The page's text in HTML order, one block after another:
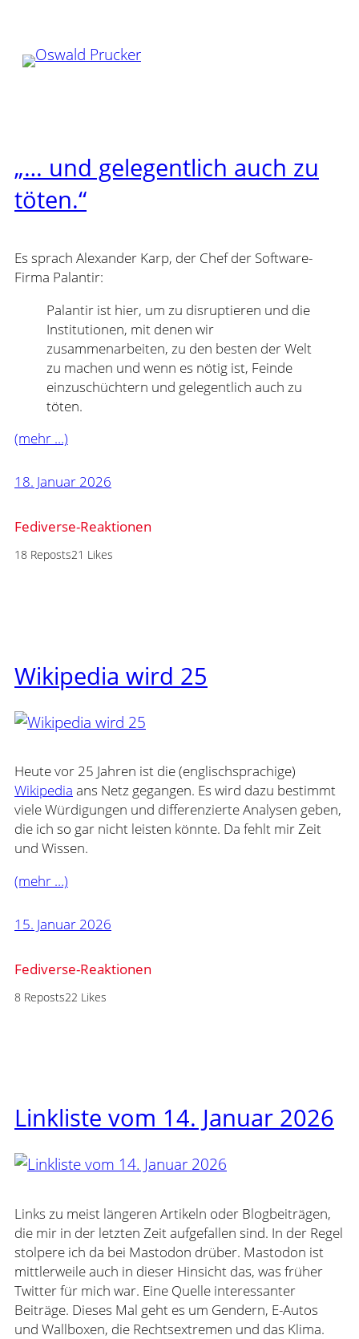
springen
„… und gelegentlich auch zu
töten.“
Es sprach Alexander Karp, der Chef der Software-
Firma Palantir:
Palantir ist hier, um zu disruptieren und die
Institutionen, mit denen wir
zusammenarbeiten, zu den besten der Welt
zu machen und wenn es nötig ist, Feinde
einzuschüchtern und gelegentlich auch zu
töten.
(mehr …)
18. Januar 2026
Fediverse-Reaktionen
18 Reposts21 Likes
Wikipedia wird 25
Heute vor 25 Jahren ist die (englischsprachige)
Wikipedia ans Netz gegangen. Es wird dazu bestimmt
viele Würdigungen und differenzierte Analysen geben,
die ich so gar nicht leisten könnte. Da fehlt mir Zeit
und Wissen.
(mehr …)
15. Januar 2026
Fediverse-Reaktionen
8 Reposts22 Likes
Linkliste vom 14. Januar 2026
Links zu meist längeren Artikeln oder Blogbeiträgen,
die mir in der letzten Zeit aufgefallen sind. In der Regel
stolpere ich da bei Mastodon drüber. Mastodon ist
mittlerweile auch in dieser Hinsicht das, was früher
Twitter für mich war. Eine Quelle interessanter
Beiträge. Dieses Mal geht es um Gendern, E-Autos
und Wallboxen, die Rechtsextremen und das Klima.